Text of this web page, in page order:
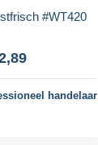
#WT420
handelaar